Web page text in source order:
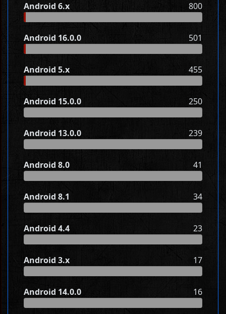
Android 6.x 800
Android 16.0.0 501
Android 5.x 455
Android 15.0.0 250
Android 13.0.0 239
Android 8.0 41
Android 8.1 34
Android 4.4 23
Android 3.x 17
Android 14.0.0 16